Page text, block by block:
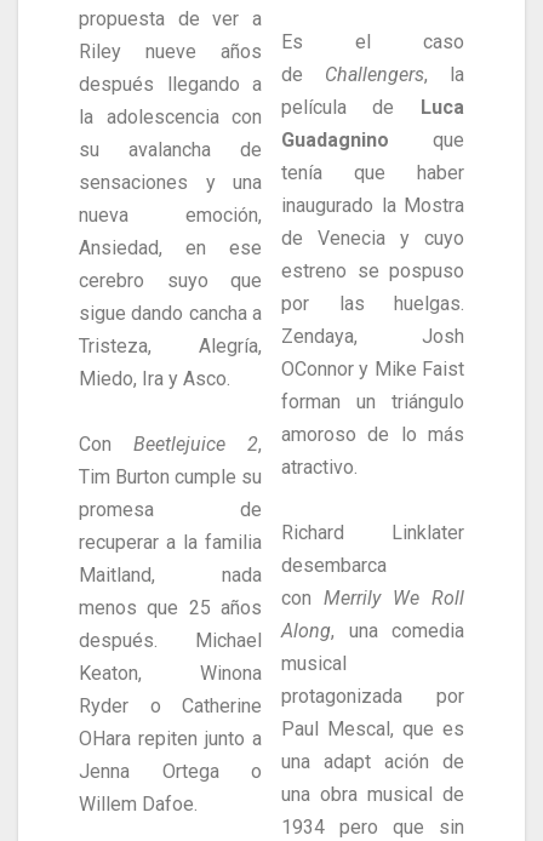
propuesta de ver a
Riley nueve años
después llegando a
la adolescencia con
su avalancha de
sensaciones y una
nueva emoción,
Ansiedad, en ese
cerebro suyo que
sigue dando cancha a
Tristeza, Alegría,
Miedo, Ira y Asco.
Con Beetlejuice 2,
Tim Burton cumple su
promesa de
recuperar a la familia
Maitland, nada
menos que 25 años
después. Michael
Keaton, Winona
Ryder o Catherine
OHara repiten junto a
Jenna Ortega o
Willem Dafoe.
Es el caso
de Challengers, la
película de Luca
Guadagnino que
tenía que haber
inaugurado la Mostra
de Venecia y cuyo
estreno se pospuso
por las huelgas.
Zendaya, Josh
OConnor y Mike Faist
forman un triángulo
amoroso de lo más
atractivo.
Richard Linklater
desembarca
con Merrily We Roll
Along, una comedia
musical
protagonizada por
Paul Mescal, que es
una adapt ación de
una obra musical de
1934 pero que sin